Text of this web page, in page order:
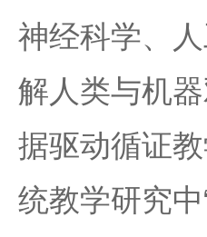
神经科学、
解人类与机
据驱动循证
统教学研究